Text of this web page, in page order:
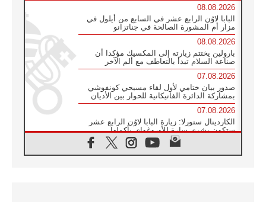
08.08.2026
البابا لاوُن الرابع عشر في السابع من أيلول في
مزار أم المشورة الصالحة في جناتزانو
08.08.2026
بارولين يختتم زيارته إلى المكسيك مؤكدا أن
صناعة السلام تبدأ بالتعاطف مع ألم الآخر
07.08.2026
صدور بيان ختامي لأول لقاء مسيحي كونفوشي
بمشاركة الدائرة الفاتيكانية للحوار بين الأديان
07.08.2026
الكاردينال ستورلا: زيارة البابا لاوُن الرابع عشر
ستكون بشرى سارة للأوروغواي بأكملها
الفاتيكان يعلن برنامج الزيارة الرسولية للبابا لاوُن